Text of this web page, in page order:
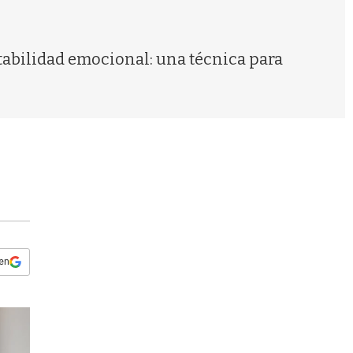
emocional: una técnica para